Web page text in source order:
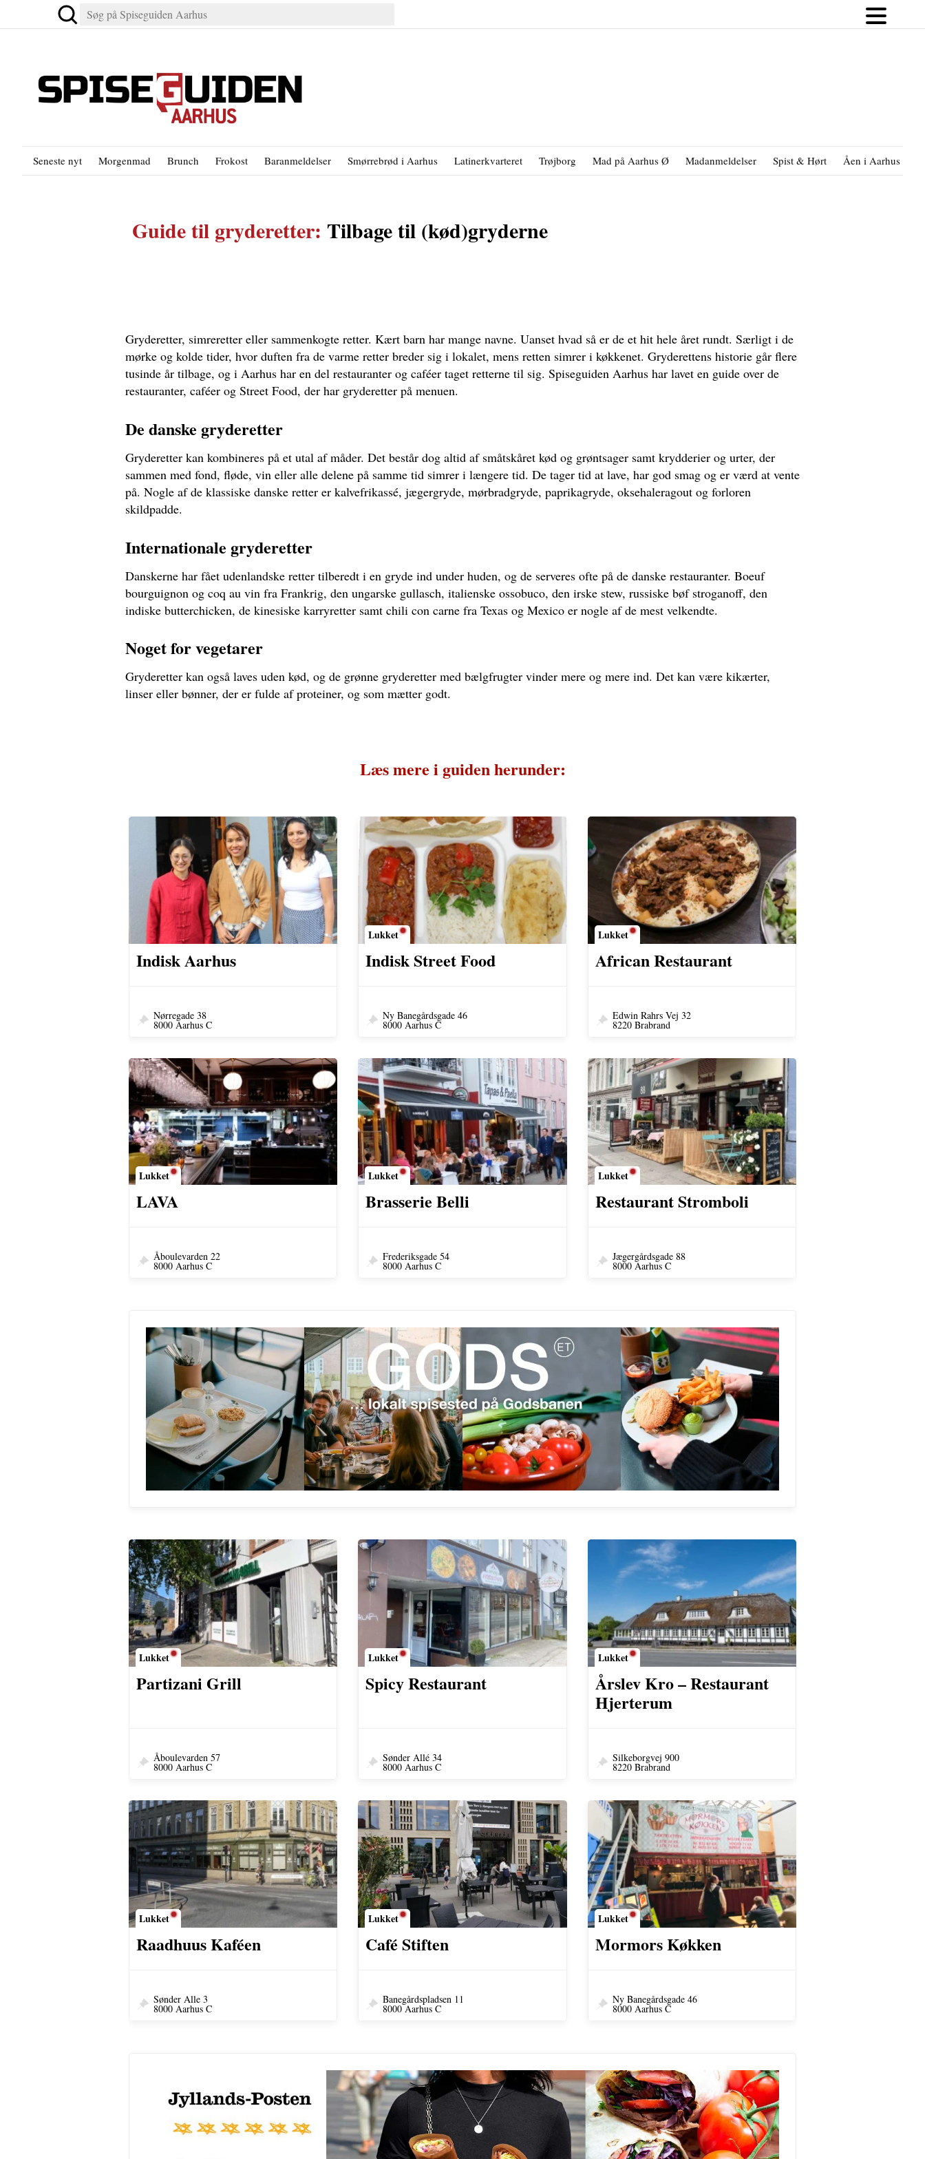
Seneste nyt Morgenmad Brunch Frokost Baranmeldelser Smørrebrød i Aarhus Latinerkvarteret Trøjborg Mad på Aarhus Ø Madanmeldelser Spist & Hørt Åen i Aarhus
Guide til gryderetter: Tilbage til (kød)gryderne
Gryderetter, simreretter eller sammenkogte retter. Kært barn har mange navne. Uanset hvad så er de et hit hele året rundt. Særligt i de
mørke og kolde tider, hvor duften fra de varme retter breder sig i lokalet, mens retten simrer i køkkenet. Gryderettens historie går flere
tusinde år tilbage, og i Aarhus har en del restauranter og caféer taget retterne til sig. Spiseguiden Aarhus har lavet en guide over de
restauranter, caféer og Street Food, der har gryderetter på menuen.
De danske gryderetter
Gryderetter kan kombineres på et utal af måder. Det består dog altid af småtskåret kød og grøntsager samt krydderier og urter, der
sammen med fond, fløde, vin eller alle delene på samme tid simrer i længere tid. De tager tid at lave, har god smag og er værd at vente
på. Nogle af de klassiske danske retter er kalvefrikassé, jægergryde, mørbradgryde, paprikagryde, oksehaleragout og forloren
skildpadde.
Internationale gryderetter
Danskerne har fået udenlandske retter tilberedt i en gryde ind under huden, og de serveres ofte på de danske restauranter. Boeuf
bourguignon og coq au vin fra Frankrig, den ungarske gullasch, italienske ossobuco, den irske stew, russiske bøf stroganoff, den
indiske butterchicken, de kinesiske karryretter samt chili con carne fra Texas og Mexico er nogle af de mest velkendte.
Noget for vegetarer
Gryderetter kan også laves uden kød, og de grønne gryderetter med bælgfrugter vinder mere og mere ind. Det kan være kikærter,
linser eller bønner, der er fulde af proteiner, og som mætter godt.
Læs mere i guiden herunder:
Indisk Aarhus
Nørregade 38
8000 Aarhus C
Lukket
Indisk Street Food
Ny Banegårdsgade 46
8000 Aarhus C
Lukket
African Restaurant
Edwin Rahrs Vej 32
8220 Brabrand
Lukket
LAVA
Åboulevarden 22
8000 Aarhus C
Lukket
Brasserie Belli
Frederiksgade 54
8000 Aarhus C
Lukket
Restaurant Stromboli
Jægergårdsgade 88
8000 Aarhus C
Lukket
Partizani Grill
Åboulevarden 57
8000 Aarhus C
Lukket
Spicy Restaurant
Sønder Allé 34
8000 Aarhus C
Lukket
Årslev Kro – Restaurant
Hjerterum
Silkeborgvej 900
8220 Brabrand
Lukket
Raadhuus Kaféen
Sønder Alle 3
8000 Aarhus C
Lukket
Café Stiften
Banegårdspladsen 11
8000 Aarhus C
Lukket
Mormors Køkken
Ny Banegårdsgade 46
8000 Aarhus C